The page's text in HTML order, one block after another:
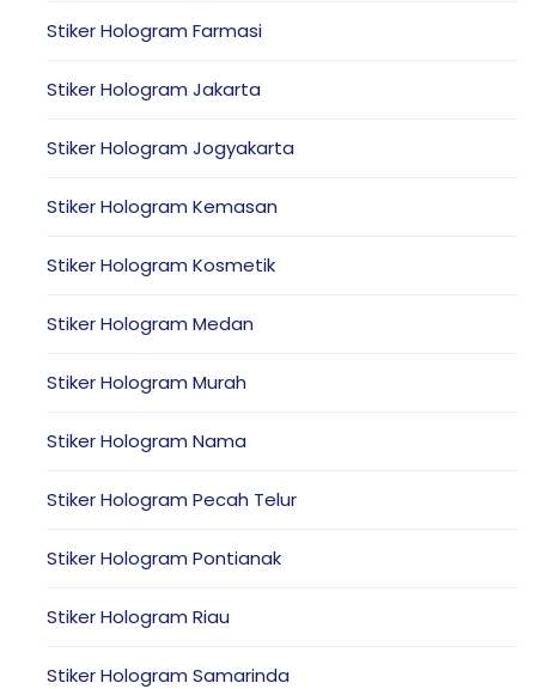
Stiker Hologram Farmasi
Stiker Hologram Jakarta
Stiker Hologram Jogyakarta
Stiker Hologram Kemasan
Stiker Hologram Kosmetik
Stiker Hologram Medan
Stiker Hologram Murah
Stiker Hologram Nama
Stiker Hologram Pecah Telur
Stiker Hologram Pontianak
Stiker Hologram Riau
Stiker Hologram Samarinda